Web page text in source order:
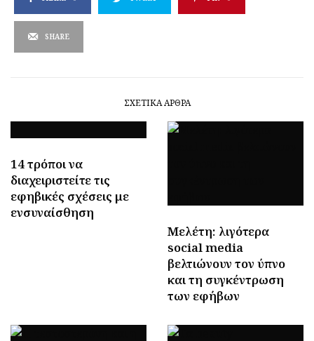
SHARE
ΣΧΕΤΙΚΆ ΆΡΘΡΑ
14 τρόποι να
διαχειριστείτε τις
εφηβικές σχέσεις με
ενσυναίσθηση
Μελέτη: λιγότερα
social media
βελτιώνουν τον ύπνο
και τη συγκέντρωση
των εφήβων